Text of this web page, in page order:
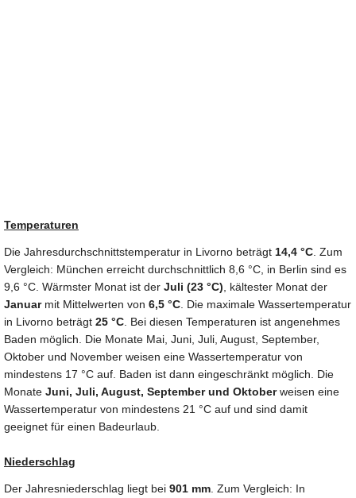
Temperaturen
Die Jahresdurchschnittstemperatur in Livorno beträgt 14,4 °C . Zum
Vergleich: München erreicht durchschnittlich 8,6 °C, in Berlin sind es
9,6 °C. Wärmster Monat ist der Juli (23 °C) , kältester Monat der
Januarmit Mittelwerten von 6,5 °C . Die maximale Wassertemperatur
in Livorno beträgt 25 °C . Bei diesen Temperaturen ist angenehmes
Baden möglich. Die Monate Mai, Juni, Juli, August, September,
Oktober und November weisen eine Wassertemperatur von
mindestens 17 °C auf. Baden ist dann eingeschränkt möglich. Die
Monate Juni, Juli, August, September und Oktoberweisen eine
Wassertemperatur von mindestens 21 °C auf und sind damit
geeignet für einen Badeurlaub.
Niederschlag
Der Jahresniederschlag liegt bei 901 mm . Zum Vergleich: In